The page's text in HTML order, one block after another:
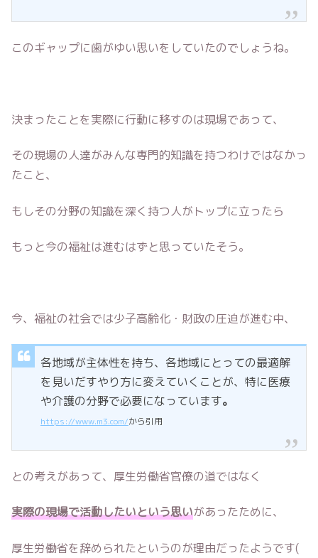
このギャップに歯がゆい思いをしていたのでしょうね。
決まったことを実際に行動に移すのは現場であって、
その現場の人達がみんな専門的知識を持つわけではなかっ
たこと、
もしその分野の知識を深く持つ人がトップに立ったら
もっと今の福祉は進むはずと思っていたそう。
今、福祉の社会では少子高齢化・財政の圧迫が進む中、
各地域が主体性を持ち、各地域にとっての最適解
を見いだすやり方に変えていくことが、特に医療
や介護の分野で必要になっています。
https://www.m3.com/から引用
との考えがあって、厚生労働省官僚の道ではなく
実際の現場で活動したいという思いがあったために、
厚生労働省を辞められたというのが理由だったようです(